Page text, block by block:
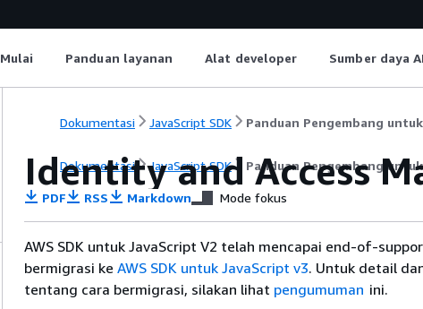
Mulai Panduan layanan Alat developer Sumber daya AI
Dokumentasi JavaScript SDK Panduan Pengembang
Dokumentasi JavaScript SDK Panduan Pengembang
Identity and Access
PDF RSS Markdown Mode fokus
AWS SDK untuk JavaScript V2 telah mencapai end-of-
bermigrasi ke AWS SDK untuk JavaScript v3. Untuk detail
tentang cara bermigrasi, silakan lihat pengumuman ini.